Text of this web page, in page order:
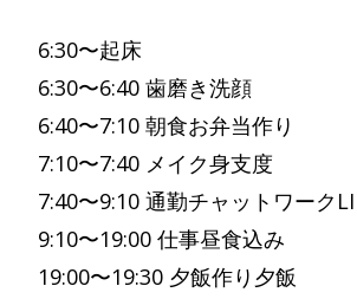
6:30〜起床
6:30〜6:40 歯磨き洗顔
6:40〜7:10 朝食お弁当作り
7:10〜7:40 メイク身支度
7:40〜9:10 通勤チャットワーク
9:10〜19:00 仕事昼食込み
19:00〜19:30 夕飯作り夕飯